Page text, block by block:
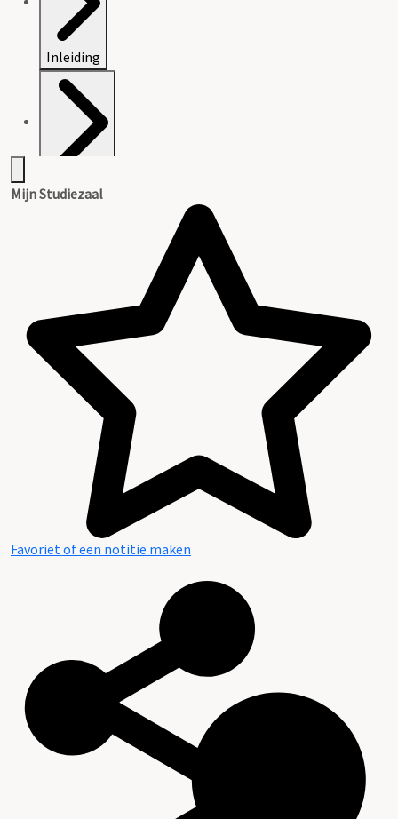
Inleiding
Mijn Studiezaal
Favoriet of een notitie maken